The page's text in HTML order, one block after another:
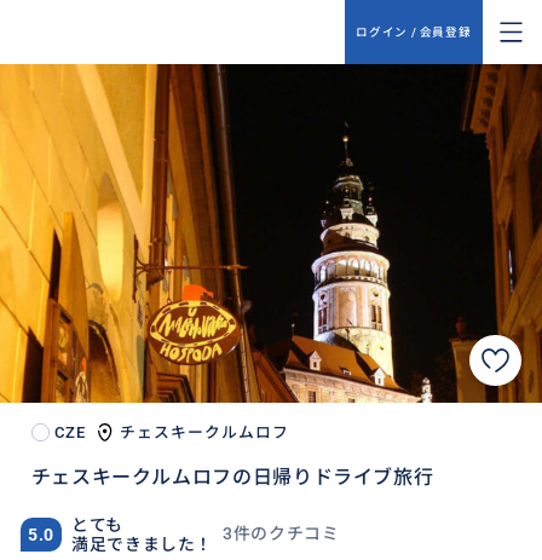
ログイン / 会員登録
CZE チェスキークルムロフ
チェスキークルムロフの日帰りドライブ旅行
5.0
とても
満足できました！
3件のクチコミ